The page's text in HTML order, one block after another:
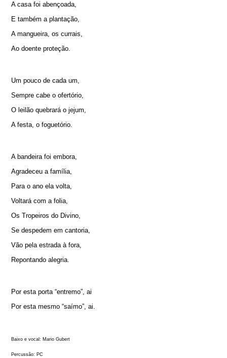
A casa foi abençoada,
E também a plantação,
A mangueira, os currais,
Ao doente proteção.
Um pouco de cada um,
Sempre cabe o ofertório,
O leilão quebrará o jejum,
A festa, o foguetório.
A bandeira foi embora,
Agradeceu a família,
Para o ano ela volta,
Voltará com a folia,
Os Tropeiros do Divino,
Se despedem em cantoria,
Vão pela estrada à fora,
Repontando alegria.
Por esta porta “entremo”, ai
Por esta mesmo “saímo”, ai.
Baixo e vocal: Mario Gubert
Percussão: PC